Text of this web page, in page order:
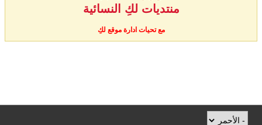
منتديات لكِ النسائية
مع تحيات ادارة موقع لكِ